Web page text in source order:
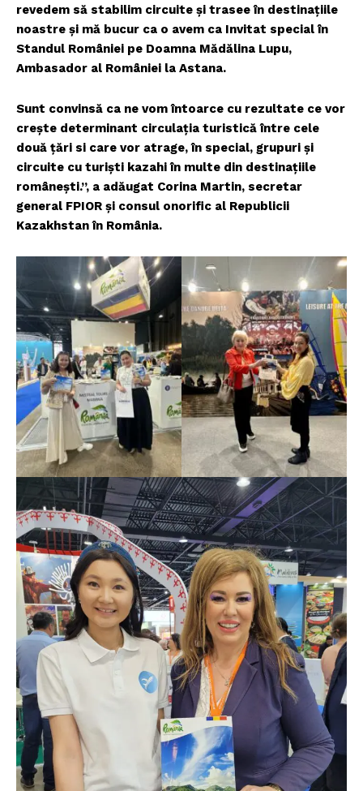
revedem să stabilim circuite și trasee în destinațiile
noastre și mă bucur ca o avem ca Invitat special în
Standul României pe Doamna Mădălina Lupu,
Ambasador al României la Astana.
Sunt convinsă ca ne vom întoarce cu rezultate ce vor
crește determinant circulația turistică între cele
două țări si care vor atrage, în special, grupuri și
circuite cu turiști kazahi în multe din destinațiile
românești.”, a adăugat Corina Martin, secretar
general FPIOR și consul onorific al Republicii
Kazakhstan în România.